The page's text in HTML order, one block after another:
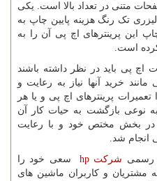
متنی در تعداد بالا است. یکی
لیزری تک رنگ هزینه پایین چاپ به
پرینترهای اچ پی آن را به
کرده است.
اچ پی باید در نظر داشته باشند
خرید آنها نیاز به رعایت و
تعمیرات پرینترهای اچ پی و یا هر
نوعی بازگشت به حیات کار آن
در بخش مختص خود و با رعایت
انجام شد.
رسمی شرکت hp سعی خود را
مشتریان و کاربران ماشین های